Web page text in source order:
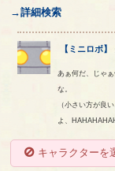
→詳細検索
【 ミニロボ】
あぁ何だ、じゃ
な。
（小さい方が良
よ、
キャラクターを